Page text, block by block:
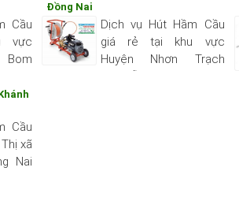
quý khách...
Cầu
vực
uy
Đồng Nai
Dịch vụ Hút Hầm Cầu
giá rẻ tại khu vực
Huyện Nhơn Trạch
Cầu
xã
Nai